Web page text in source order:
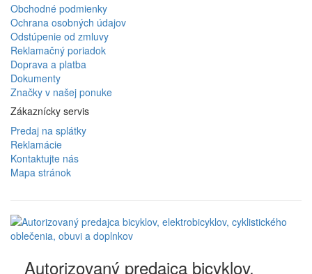
Obchodné podmienky
Ochrana osobných údajov
Odstúpenie od zmluvy
Reklamačný poriadok
Doprava a platba
Dokumenty
Značky v našej ponuke
Zákaznícky servis
Predaj na splátky
Reklamácie
Kontaktujte nás
Mapa stránok
Autorizovaný predajca bicyklov,